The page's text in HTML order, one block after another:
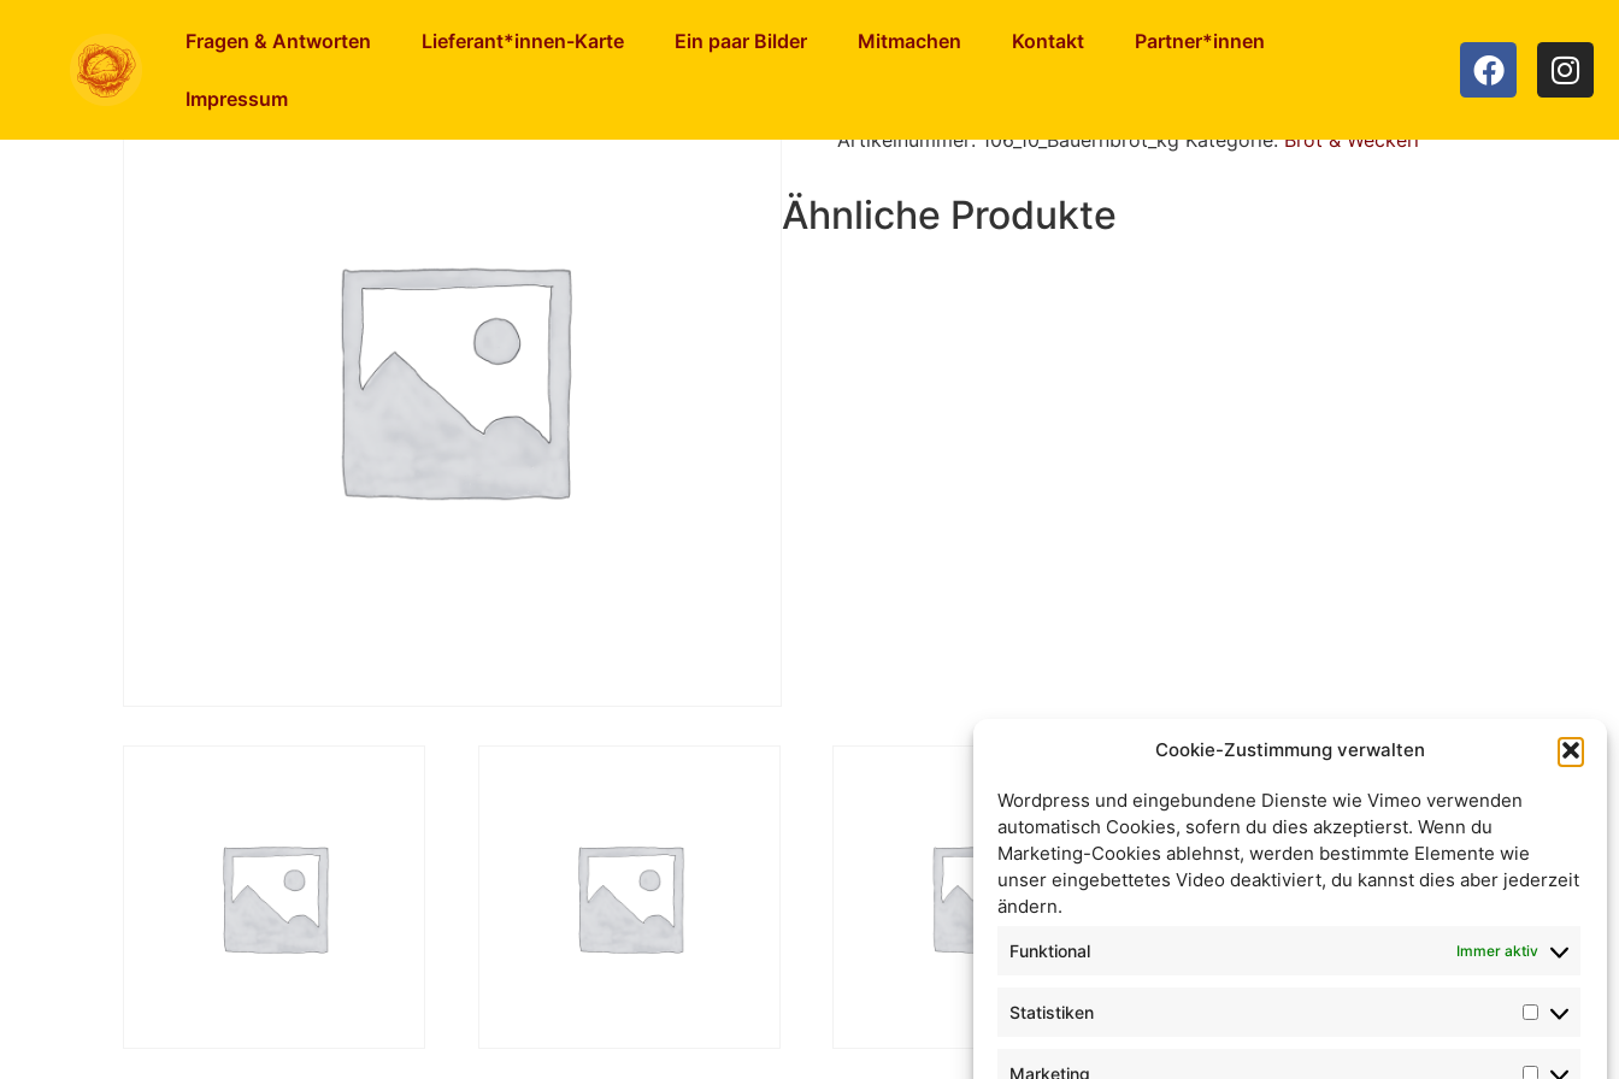
Cookie-Zustimmung verwalten
Wordpress und eingebundene Dienste wie Vimeo verwenden
automatisch Cookies, sofern du dies akzeptierst. Wenn du
Marketing-Cookies ablehnst, werden bestimmte Elemente wie
unser eingebettetes Video deaktiviert, du kannst dies aber jederzeit
ändern.
Funktional Immer aktiv
Statistiken
Marketing
Fragen & Antworten Lieferant*innen-Karte Ein paar Bilder Mitmachen Kontakt Partner*innen
Impressum
Artikelnummer:106_10_Bauernbrot_kg Kategorie:Brot & Weckerl
Ähnliche Produkte